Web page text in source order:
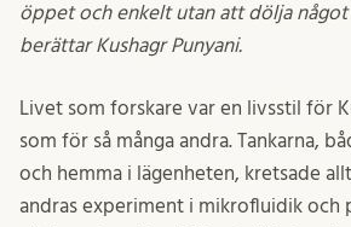
öppet och enkelt utan att dölja
berättar Kushagr Punyani.
Livet som forskare var en livsstil för
som för så många andra. Tankarna,
och hemma i lägenheten, kretsade
andras experiment i mikrofluidik och